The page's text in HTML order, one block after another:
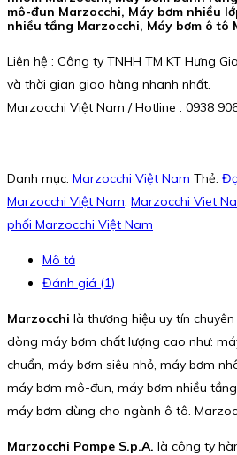
mô-đun Marzocchi, Máy bơm nhiều
nhiều tầng Marzocchi, Máy bơm ô tô
Liên hệ : Công ty TNHH TM KT Hưng
và thời gian giao hàng nhanh nhất.
Marzocchi Việt Nam / Hotline : 0938
Danh mục: Marzocchi Việt Nam Thẻ:
Marzocchi Việt Nam, Marzocchi Viet
phối Marzocchi Việt Nam
Mô tả
Đánh giá (1)
Marzocchi là thương hiệu uy tín
dòng máy bơm chất lượng cao như:
chuẩn, máy bơm siêu nhỏ, máy bơm
máy bơm mô-đun, máy bơm nhiều
máy bơm dùng cho ngành ô tô.
Marzocchi Pompe S.p.A. là công ty